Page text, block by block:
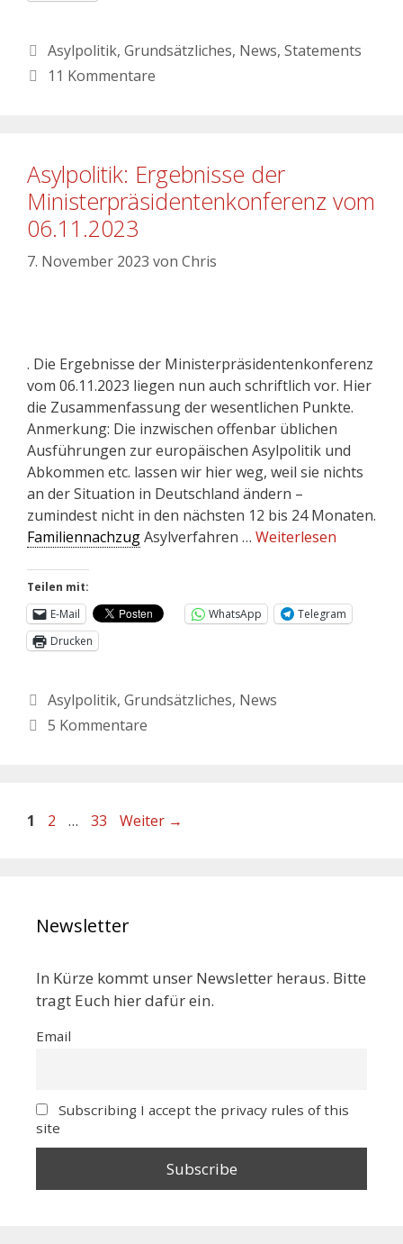
Asylpolitik, Grundsätzliches, News, Statements
11 Kommentare
Asylpolitik: Ergebnisse der
Ministerpräsidentenkonferenz vom
06.11.2023
7. November 2023 von Chris
. Die Ergebnisse der Ministerpräsidentenkonferenz
vom 06.11.2023 liegen nun auch schriftlich vor. Hier
die Zusammenfassung der wesentlichen Punkte.
Anmerkung: Die inzwischen offenbar üblichen
Ausführungen zur europäischen Asylpolitik und
Abkommen etc. lassen wir hier weg, weil sie nichts
an der Situation in Deutschland ändern –
zumindest nicht in den nächsten 12 bis 24 Monaten.
FamiliennachzugAsylverfahren … Weiterlesen
Teilen mit:
E-Mail
WhatsApp
Telegram
Drucken
Asylpolitik, Grundsätzliches, News
5 Kommentare
1 2 … 33 Weiter →
Newsletter
In Kürze kommt unser Newsletter heraus. Bitte
tragt Euch hier dafür ein.
Email
Subscribing I accept the privacy rules of this
site